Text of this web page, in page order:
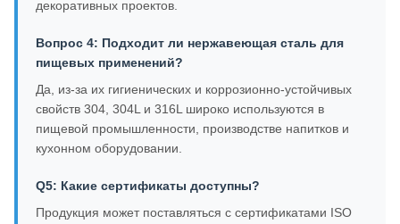
декоративных проектов.
Вопрос 4: Подходит ли нержавеющая сталь для
пищевых применений?
Да, из-за их гигиенических и коррозионно-устойчивых
свойств 304, 304L и 316L широко используются в
пищевой промышленности, производстве напитков и
кухонном оборудовании.
Q5: Какие сертификаты доступны?
Продукция может поставляться с сертификатами ISO